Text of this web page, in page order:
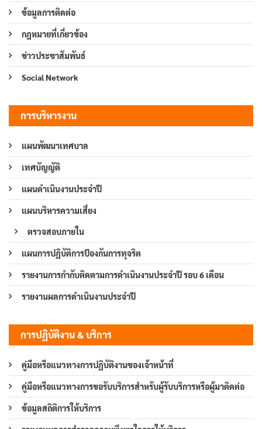
ข้อมูลการติดต่อ
กฎหมายที่เกี่ยวข้อง
ข่าวประชาสัมพันธ์
Social Network
การบริหารงาน
แผนพัฒนาเทศบาล
เทศบัญญัติ
แผนดำเนินงานประจำปี
แผนบริหารความเสี่ยง
ตรวจสอบภายใน
แผนการปฏิบัติการป้องกันการทุจริต
รายงานการกำกับติดตามการดำเนินงานประจำปี รอบ 6 เดือน
รายงานผลการดำเนินงานประจำปี
การปฏิบัติงาน & บริการ
คู่มือหรือแนวทางการปฏิบัติงานของเจ้าหน้าที่
คู่มือหรือแนวทางการขอรับบริการสำหรับผู้รับบริการหรือผู้มาติดต่อ
ข้อมูลสถิติการให้บริการ